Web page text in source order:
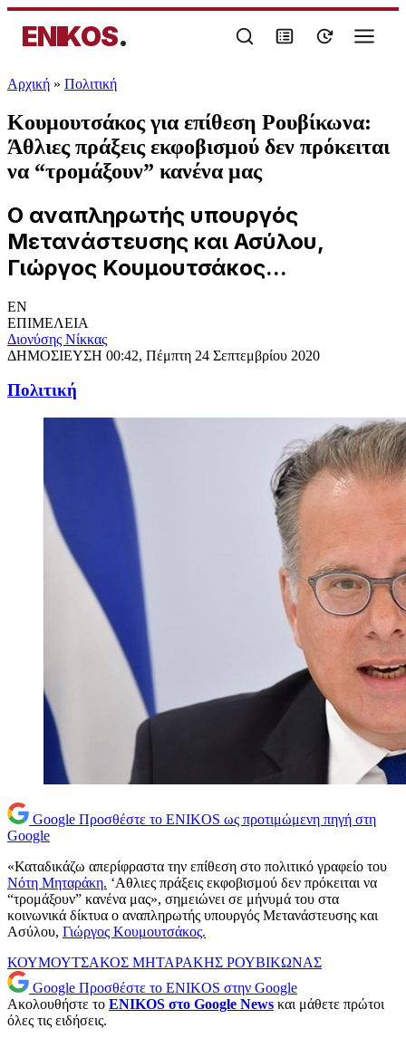
ENIKOS.
Αρχική » Πολιτική
Κουμουτσάκος για επίθεση Ρουβίκωνα:
Άθλιες πράξεις εκφοβισμού δεν πρόκειται
να “τρομάξουν” κανένα μας
Ο αναπληρωτής υπουργός
Μετανάστευσης και Ασύλου,
Γιώργος Κουμουτσάκος...
EN
ΕΠΙΜΕΛΕΙΑ
Διονύσης Νίκκας
ΔΗΜΟΣΙΕΥΣΗ 00:42, Πέμπτη 24 Σεπτεμβρίου 2020
Πολιτική
Google Προσθέστε το ENIKOS ως προτιμώμενη πηγή στη
Google
«Καταδικάζω απερίφραστα την επίθεση στο πολιτικό γραφείο του
Νότη Μηταράκη. ‘Αθλιες πράξεις εκφοβισμού δεν πρόκειται να
“τρομάξουν” κανένα μας», σημειώνει σε μήνυμά του στα
κοινωνικά δίκτυα ο αναπληρωτής υπουργός Μετανάστευσης και
Ασύλου, Γιώργος Κουμουτσάκος.
ΚΟΥΜΟΥΤΣΑΚΟΣ ΜΗΤΑΡΑΚΗΣ ΡΟΥΒΙΚΩΝΑΣ
Google Προσθέστε το ENIKOS στην Google
Ακολουθήστε το ENIKOS στο Google News και μάθετε πρώτοι
όλες τις ειδήσεις.